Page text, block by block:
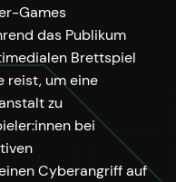
Games
das Publikum
Brettspiel
reist, um eine
zu
bei
Cyberangriff auf